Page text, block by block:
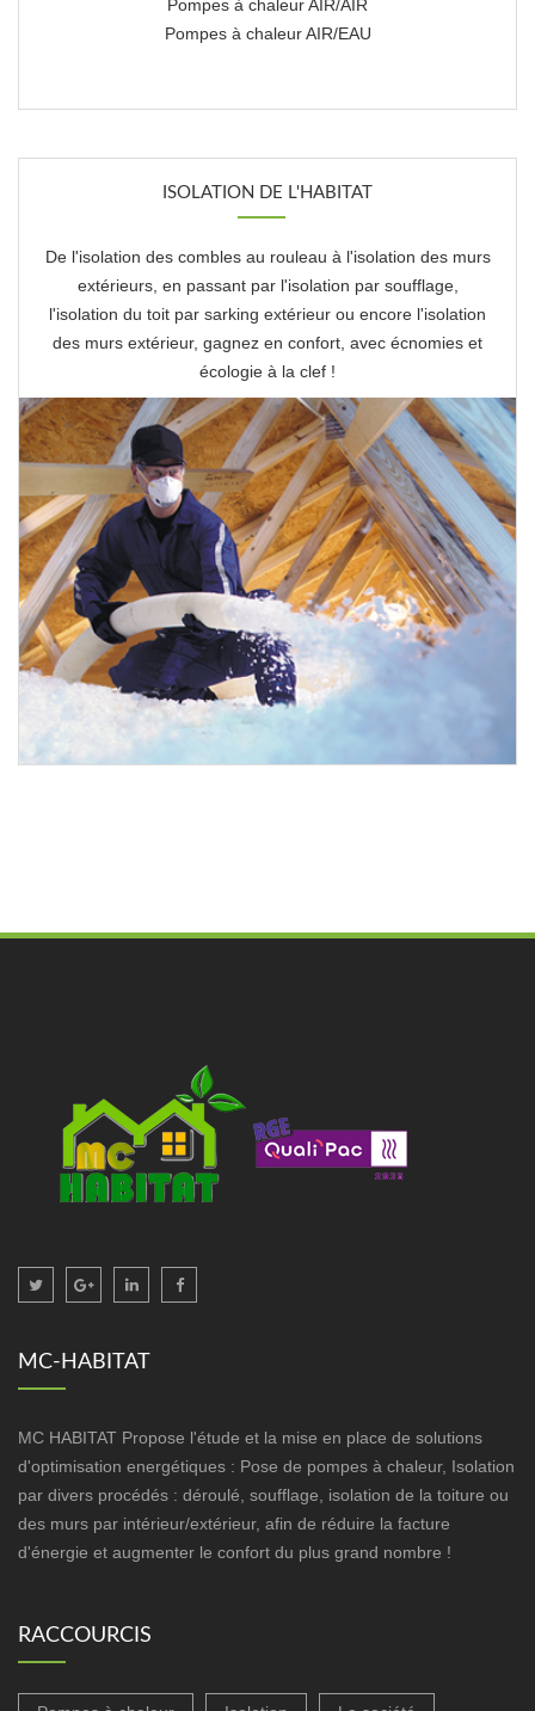
Pompes à chaleur AIR/AIR
Pompes à chaleur AIR/EAU
ISOLATION DE L'HABITAT
De l'isolation des combles au rouleau à l'isolation des murs
extérieurs, en passant par l'isolation par soufflage,
l'isolation du toit par sarking extérieur ou encore l'isolation
des murs extérieur, gagnez en confort, avec écnomies et
écologie à la clef !
MC-HABITAT
MC HABITAT Propose l'étude et la mise en place de solutions
d'optimisation energétiques : Pose de pompes à chaleur, Isolation
par divers procédés : déroulé, soufflage, isolation de la toiture ou
des murs par intérieur/extérieur, afin de réduire la facture
d'énergie et augmenter le confort du plus grand nombre !
RACCOURCIS